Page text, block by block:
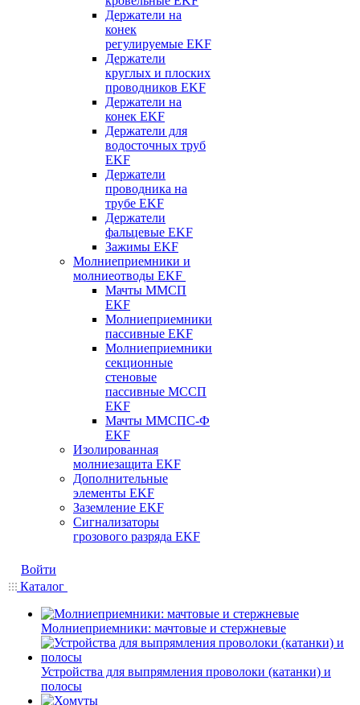
Держатели на
конек
регулируемые EKF
Держатели
круглых и плоских
проводников EKF
Держатели на
конек EKF
Держатели для
водосточных труб
EKF
Держатели
проводника на
трубе EKF
Держатели
фальцевые EKF
Зажимы EKF
Молниеприемники и
молниеотводы EKF
Мачты ММСП
EKF
Молниеприемники
пассивные EKF
Молниеприемники
секционные
стеновые
пассивные МССП
EKF
Мачты ММСПС-Ф
EKF
Изолированная
молниезащита EKF
Дополнительные
элементы EKF
Заземление EKF
Сигнализаторы
грозового разряда EKF
Войти
Каталог
Молниеприемники: мачтовые и стержневые
Устройства для выпрямления проволоки (катанки) и
полосы